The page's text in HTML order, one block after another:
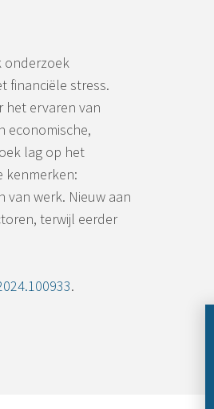
onderzoek
financiële stress.
het ervaren van
economische,
lag op het
kenmerken:
werk. Nieuw aan
terwijl eerder
.